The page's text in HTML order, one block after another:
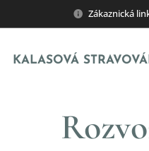
Zákaznická
KALASOVÁ